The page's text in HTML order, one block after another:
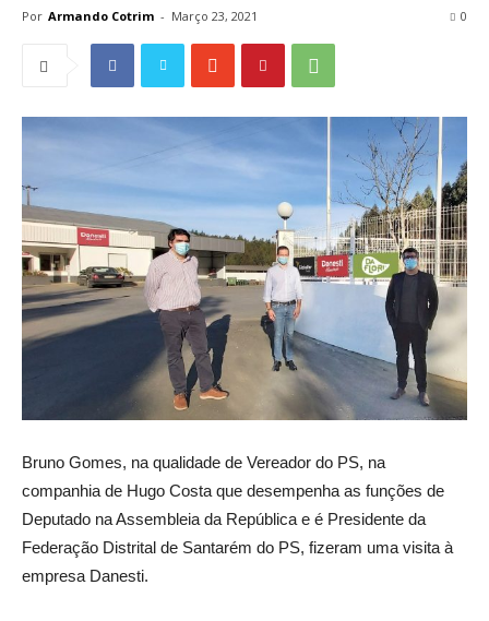
Por Armando Cotrim - Março 23, 2021 0
Bruno Gomes, na qualidade de Vereador do PS, na
companhia de Hugo Costa que desempenha as funções de
Deputado na Assembleia da República e é Presidente da
Federação Distrital de Santarém do PS, fizeram uma visita à
empresa Danesti.